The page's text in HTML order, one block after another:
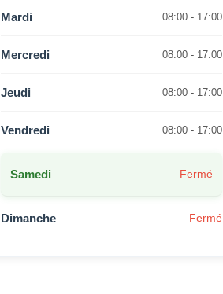
Mardi 08:00 - 17:00
Mercredi 08:00 - 17:00
Jeudi 08:00 - 17:00
Vendredi 08:00 - 17:00
Samedi Fermé
Dimanche Fermé